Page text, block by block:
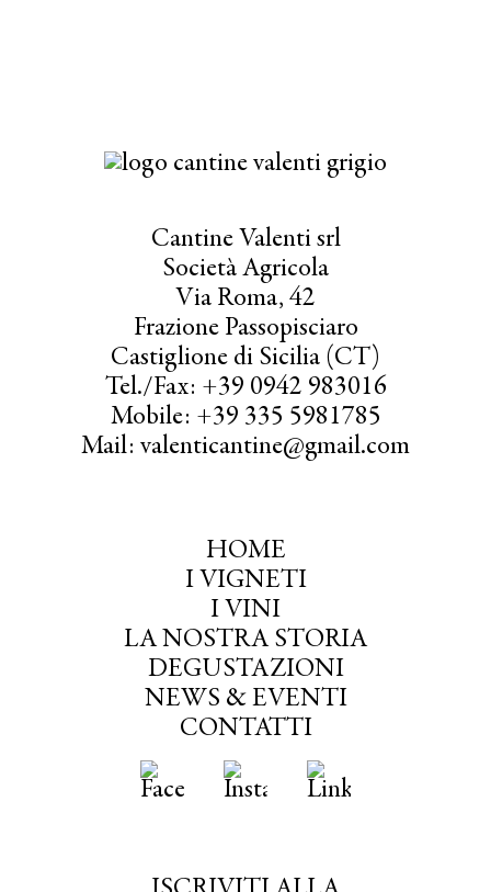
Cantine Valenti srl
Società Agricola
Via Roma, 42
Frazione Passopisciaro
Castiglione di Sicilia (CT)
Tel./Fax: +39 0942 983016
Mobile: +39 335 5981785
Mail: valenticantine@gmail.com
HOME
I VIGNETI
I VINI
LA NOSTRA STORIA
DEGUSTAZIONI
NEWS & EVENTI
CONTATTI